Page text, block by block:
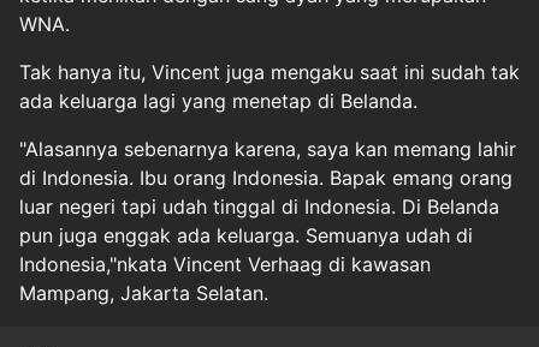
WNA.
Tak hanya itu, Vincent juga mengaku saat ini sudah tak
ada keluarga lagi yang menetap di Belanda.
"Alasannya sebenarnya karena, saya kan memang lahir
di Indonesia. Ibu orang Indonesia. Bapak emang orang
luar negeri tapi udah tinggal di Indonesia. Di Belanda
pun juga enggak ada keluarga. Semuanya udah di
Indonesia,"nkata Vincent Verhaag di kawasan
Mampang, Jakarta Selatan.